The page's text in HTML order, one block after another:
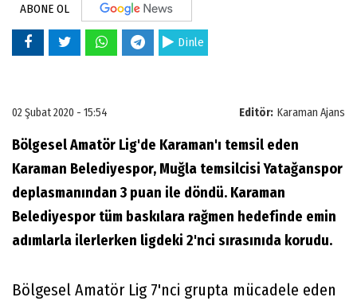
ABONE OL
Dinle
Editör: Karaman Ajans
02 Şubat 2020 - 15:54
Bölgesel Amatör Lig'de Karaman'ı temsil eden
Karaman Belediyespor, Muğla temsilcisi Yatağanspor
deplasmanından 3 puan ile döndü. Karaman
Belediyespor tüm baskılara rağmen hedefinde emin
adımlarla ilerlerken ligdeki 2'nci sırasınıda korudu.
Bölgesel Amatör Lig 7'nci grupta mücadele eden